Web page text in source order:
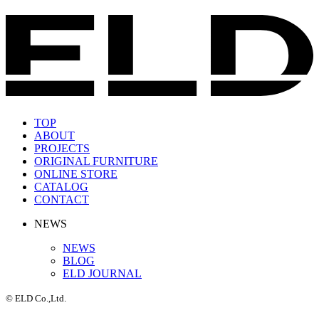
TOP
ABOUT
PROJECTS
ORIGINAL FURNITURE
ONLINE STORE
CATALOG
CONTACT
NEWS
NEWS
BLOG
ELD JOURNAL
© ELD Co.,Ltd.